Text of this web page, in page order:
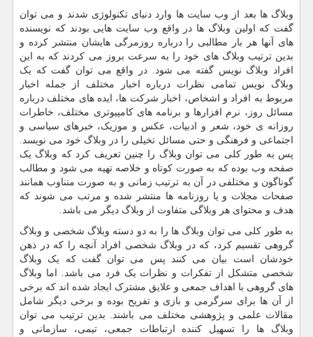
وبلاگ ها بعد از وب سایت ها وارد دنیای تکنولوژی شدند و می توان
گفت که اولین وبلاگ ها در واقع وب سایت هایی بودند که نویسنده
های آنها هر بار مطالبی را درباره روزمرگی هایشان منتشر کرده و
بدین ترتیب وبلاگ های خود را به سرعت بروز می کردند که به این
افراد وبلاگ نویس گفته می شود. در واقع می توان گفت که یک
وبلاگ نویس تمامی نظرات درباره اخبار مختلف از جمله اخبار
مربوط به افراد و اشخاص، اخبار شرکت ها، ایده های مختلف درباره
مسائل روز، نرم افزارها و برنامه های کامپیوتری مختلف، خاطرات
روزانه ی خود، شعر و ادبیات، عکس و موزیک، خبرهای سیاسی و
اجتماعی و فرهنگی و حتی مسائل تخیلی را در وبلاگ خود می نویسد.
پس به طور کلی می توان وبلاگ را چنین تعریف کرد که وبلاگ یک
صفحه وب بوده که به صورت کوتاه و خلاصه تهیه می شود و مطالب
گوناگون و مختلفی در آن به ترتیب زمانی و به صورت متناوب همانند
صفحات مجلات و یا روزنامه ها منتشر شده و مرتب می شوند که
هدف و محتوای هر وبلاگی متفاوت از وبلاگ دیگر می باشد.
به طور کلی می توان وبلاگ ها را به دو دسته وبلاگ شخصی و وبلاگ
گروهی تقسیم کرد، که در وبلاگ شخصی افراد آنچه را که در ذهن
خودشان است بیان می کنند پس می توان گفت که یک وبلاگ
شخصی متشکل از تفکرات و نظرات یک فرد می باشد. اما وبلاگ
های گروهی با اهداف جمعی و علایق مشترک ایجاد شده اند که برخی
از آن ها برای سرگرمی و بازی و تفریح بوده و برخی دیگر شامل
مقالات علمی و پژوهشی مختلف می باشند. بدین ترتیب می توان
وبلاگ ها را تسهیل کننده ارتباطات جمعی، تیمی، سازمانی و